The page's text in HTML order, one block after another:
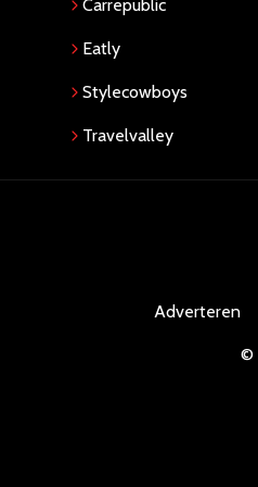
Carrepublic
Eatly
Stylecowboys
Travelvalley
Adverteren
©